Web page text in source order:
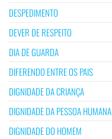
DESPEDIMENTO
DEVER DE RESPEITO
DIA DE GUARDA
DIFERENDO ENTRE OS PAIS
DIGNIDADE DA CRIANÇA
DIGNIDADE DA PESSOA HUMANA
DIGNIDADE DO HOMEM